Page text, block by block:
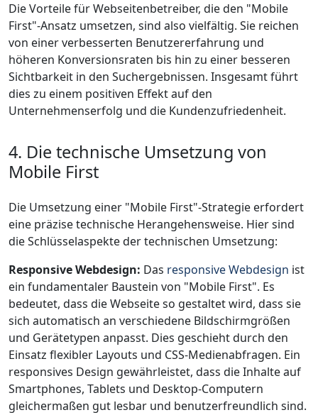
Die Vorteile für Webseitenbetreiber, die den "Mobile
First"-Ansatz umsetzen, sind also vielfältig. Sie reichen
von einer verbesserten Benutzererfahrung und
höheren Konversionsraten bis hin zu einer besseren
Sichtbarkeit in den Suchergebnissen. Insgesamt führt
dies zu einem positiven Effekt auf den
Unternehmenserfolg und die Kundenzufriedenheit.
4. Die technische Umsetzung von
Mobile First
Die Umsetzung einer "Mobile First"-Strategie erfordert
eine präzise technische Herangehensweise. Hier sind
die Schlüsselaspekte der technischen Umsetzung:
Responsive Webdesign: Das responsive Webdesign ist
ein fundamentaler Baustein von "Mobile First". Es
bedeutet, dass die Webseite so gestaltet wird, dass sie
sich automatisch an verschiedene Bildschirmgrößen
und Gerätetypen anpasst. Dies geschieht durch den
Einsatz flexibler Layouts und CSS-Medienabfragen. Ein
responsives Design gewährleistet, dass die Inhalte auf
Smartphones, Tablets und Desktop-Computern
gleichermaßen gut lesbar und benutzerfreundlich sind.